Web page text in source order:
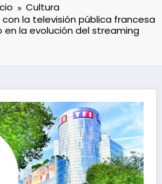
Cultura
con la televisión pública francesa
en la evolución del streaming